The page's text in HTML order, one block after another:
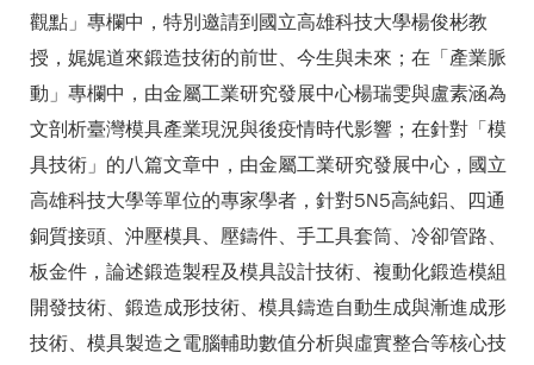
觀點」專欄中，特別邀請到國立高雄科技大學楊俊彬教
授，娓娓道來鍛造技術的前世、今生與未來；在「產業脈
動」專欄中，由金屬工業研究發展中心楊瑞雯與盧素涵為
文剖析臺灣模具產業現況與後疫情時代影響；在針對「模
具技術」的八篇文章中，由金屬工業研究發展中心，國立
高雄科技大學等單位的專家學者，針對5N5高純鋁、四通
銅質接頭、沖壓模具、壓鑄件、手工具套筒、冷卻管路、
板金件，論述鍛造製程及模具設計技術、複動化鍛造模組
開發技術、鍛造成形技術、模具鑄造自動生成與漸進成形
技術、模具製造之電腦輔助數值分析與虛實整合等核心技